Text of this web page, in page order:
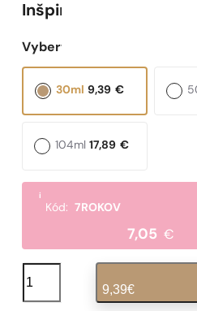
Inšpirované
Vyberte objem:
9,39 €
30ml
17,89 €
104ml
i
Kód:7ROKOV
7,05 €
množstvo
N°
333
9,39€